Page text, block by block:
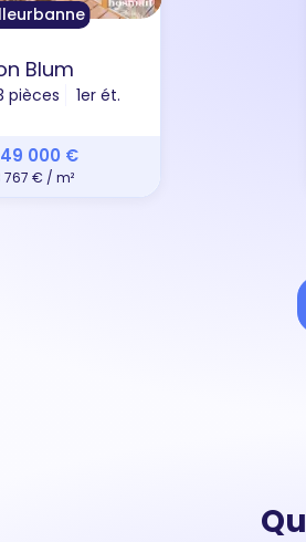
Blum
pièces 1er ét.
000 €
767 € / m²